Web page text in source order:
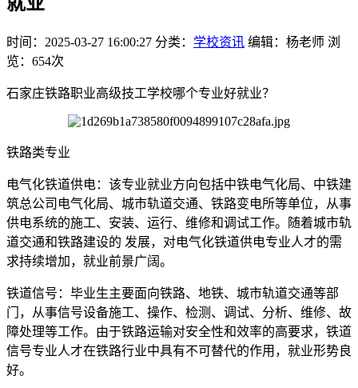
时间：2025-03-27 16:00:27 分类： 学校资讯 编辑：杨老师 浏
览：654次
石家庄铁路职业高级技工学校哪个专业好就业？
铁路类专业
电气化铁道供电：该专业就业方向包括中铁电气化局、中铁建
筑总公司电气化局、城市轨道交通、铁路变电所等单位，从事
供电系统的施工、安装、运行、维修和调试工作。随着城市轨
道交通和铁路建设的 发展，对电气化铁道供电专业人才的需
求持续增加，就业前景广阔。
铁道信号：毕业生主要面向铁路、地铁、城市轨道交通等部
门，从事信号设备施工、操作、检测、调试、分析、维修、故
障处理等工作。由于铁路运输对安全性和效率的高要求，铁道
信号专业人才在铁路行业中具有不可替代的作用，就业形势良
好。